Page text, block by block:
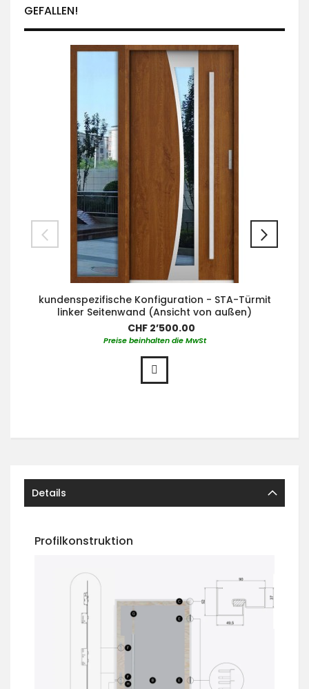
GEFALLEN!
kundenspezifische Konfiguration - STA-Türmit
linker Seitenwand (Ansicht von außen)
CHF 2’500.00
Preise beinhalten die MwSt
Details